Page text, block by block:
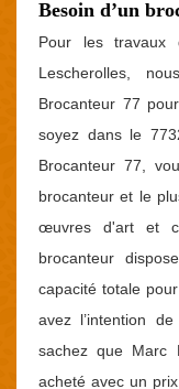
Besoin d’un
Pour les travaux
Lescherolles,
Brocanteur 77
soyez dans le
Brocanteur 77,
brocanteur et le
œuvres d'art et
brocanteur
capacité totale
avez l’intention
sachez que Marc
acheté avec un